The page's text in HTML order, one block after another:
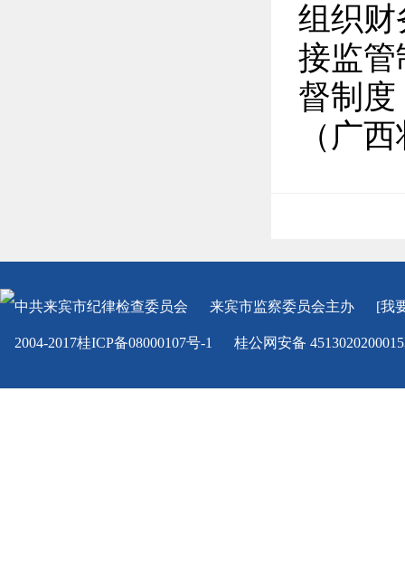
组织财
接监管
督制
（广
中共来宾市纪律检查委员会 来宾市监察委员会主办 [我
2004-2017桂ICP备08000107号-1 桂公网安备